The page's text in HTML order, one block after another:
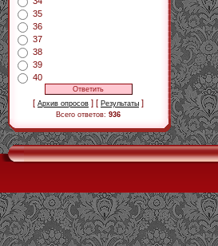
35
36
37
38
39
40
[ Архив опросов ] [ Результаты ]
Всего ответов: 936